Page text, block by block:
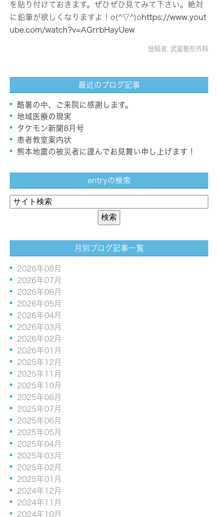
を貼り付けておきます。ぜひぜひ見てみて下さい。絶対
に鉛筆が欲しくなりますよ！o(^▽^)ohttps://www.yout
ube.com/watch?v=AGrrbHayUew
投稿者: 武富整形外科
最近のブログ記事
酷暑の中、ご来院に感謝します。
地域医療の現実
タケモン新聞8月号
患者教室案内状
熊本地震の被災者に謹んでお見舞い申し上げます！
entryの検索
月別ブログ記事一覧
2026年08月
2026年07月
2026年06月
2026年05月
2026年04月
2026年03月
2026年02月
2026年01月
2025年12月
2025年11月
2025年10月
2025年08月
2025年07月
2025年06月
2025年05月
2025年04月
2025年03月
2025年02月
2025年01月
2024年12月
2024年11月
2024年10月